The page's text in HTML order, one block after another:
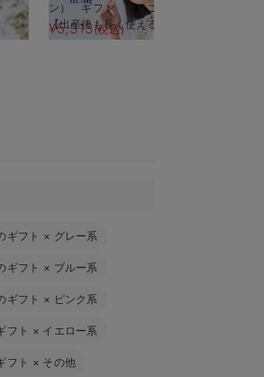
ン） ギフト マタニティ・産後
【出産後も長く使える】
¥5,313 (税込)
ギフト × グレー系
ギフト × ブルー系
ギフト × ピンク系
フト × イエロー系
フト × その他